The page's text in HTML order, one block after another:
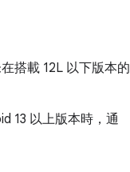
搭載 12L 以下版本的
13 以上版本時，通